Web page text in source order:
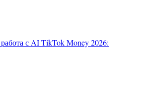
с AITikTok Money 2026: